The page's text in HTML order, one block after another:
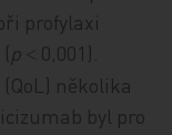
profylaxi
p <
0,001).
několika
byl pro